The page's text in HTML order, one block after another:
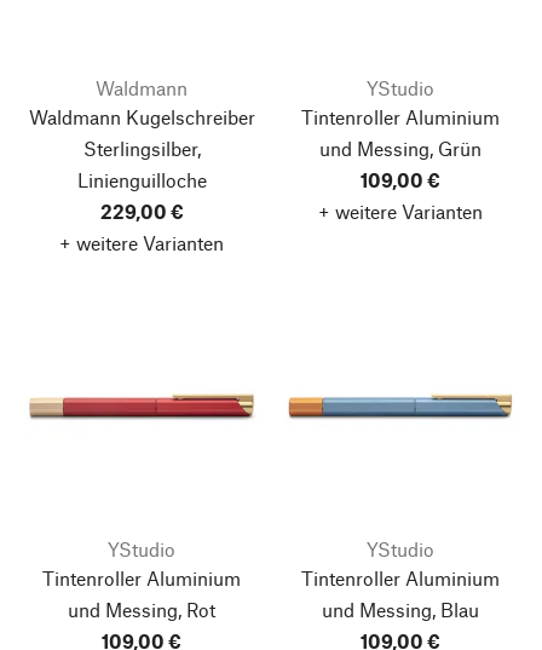
Waldmann
Waldmann Kugelschreiber
Sterlingsilber,
Linienguilloche
229,00 €
+ weitere Varianten
YStudio
Tintenroller Aluminium
und Messing, Grün
109,00 €
+ weitere Varianten
YStudio
Tintenroller Aluminium
und Messing, Rot
109,00 €
YStudio
Tintenroller Aluminium
und Messing, Blau
109,00 €